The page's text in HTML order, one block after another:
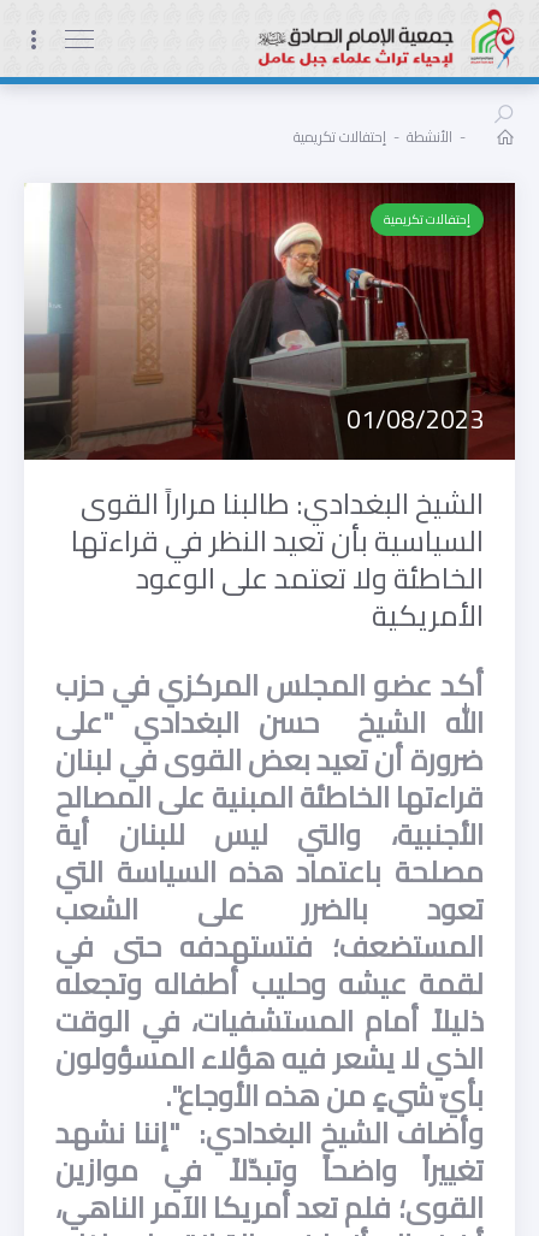
- الأنشطة - إحتفالات تكريمية
إحتفالات تكريمية
01/08/2023
الشيخ البغدادي: طالبنا مراراً القوى
السياسية بأن تعيد النظر في قراءتها
الخاطئة ولا تعتمد على الوعود
الأمريكية
أكد عضو المجلس المركزي في حزب
الله الشيخ حسن البغدادي "على
ضرورة أن تعيد بعض القوى في لبنان
قراءتها الخاطئة المبنية على المصالح
الأجنبية، والتي ليس للبنان أية
مصلحة باعتماد هذه السياسة التي
تعود بالضرر على الشعب
المستضعف؛ فتستهدفه حتى في
لقمة عيشه وحليب أطفاله وتجعله
ذليلاً أمام المستشفيات، في الوقت
الذي لا يشعر فيه هؤلاء المسؤولون
بأيّ شيءٍ من هذه الأوجاع".
وأضاف الشيخ البغدادي: "إننا نشهد
تغييراً واضحاً وتبدّلاً في موازين
القوى؛ فلم تعد أمريكا الآمر الناهي،